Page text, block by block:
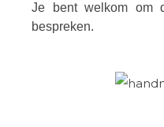
Je bent welkom om
bespreken.